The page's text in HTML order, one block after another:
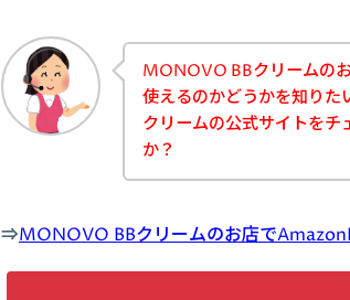
MONOVO BBクリームの
使えるのかどうかを知り
クリームの公式サイトをチ
か？
⇒MONOVO BBクリームのお店で